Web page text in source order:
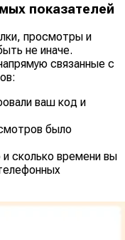
показателей
просмотры и
не иначе.
связанные с
ваш код и
было
сколько времени вы